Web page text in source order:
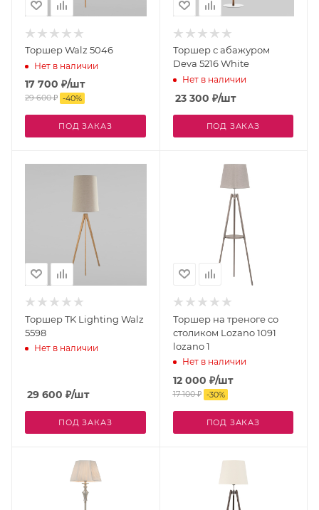
Торшер Walz 5046
Нет в наличии
17 700 ₽/шт
29 600₽ -40%
ПОД ЗАКАЗ
Торшер с абажуром
Deva 5216 White
Нет в наличии
23 300 ₽/шт
ПОД ЗАКАЗ
Торшер TK Lighting Walz
5598
Нет в наличии
29 600 ₽/шт
ПОД ЗАКАЗ
Торшер на треноге со
столиком Lozano 1091
lozano 1
Нет в наличии
12 000 ₽/шт
17 100₽ -30%
ПОД ЗАКАЗ